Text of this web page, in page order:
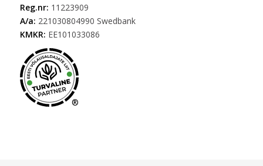
Reg.nr: 11223909
A/a: 221030804990 Swedbank
KMKR: EE101033086
®